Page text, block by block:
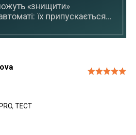
«знищити»
їх припускається...
, ТЕСТ